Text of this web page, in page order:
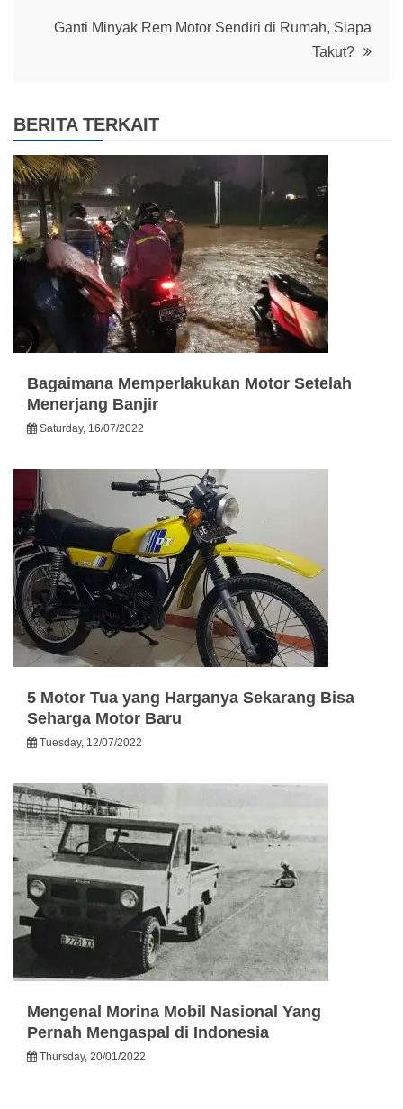
Ganti Minyak Rem Motor Sendiri di Rumah, Siapa
Takut?
BERITA TERKAIT
Bagaimana Memperlakukan Motor Setelah
Menerjang Banjir
Saturday, 16/07/2022
5 Motor Tua yang Harganya Sekarang Bisa
Seharga Motor Baru
Tuesday, 12/07/2022
Mengenal Morina Mobil Nasional Yang
Pernah Mengaspal di Indonesia
Thursday, 20/01/2022